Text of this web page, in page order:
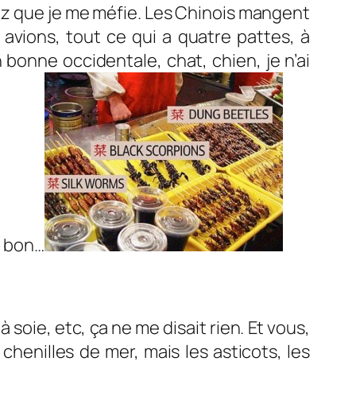
que je me méfie. Les Chinois mangent
tout ce qui a quatre pattes, à
occidentale, chat, chien, je n’ai
bon…
soie, etc, ça ne me disait rien. Et vous,
de mer, mais les asticots, les